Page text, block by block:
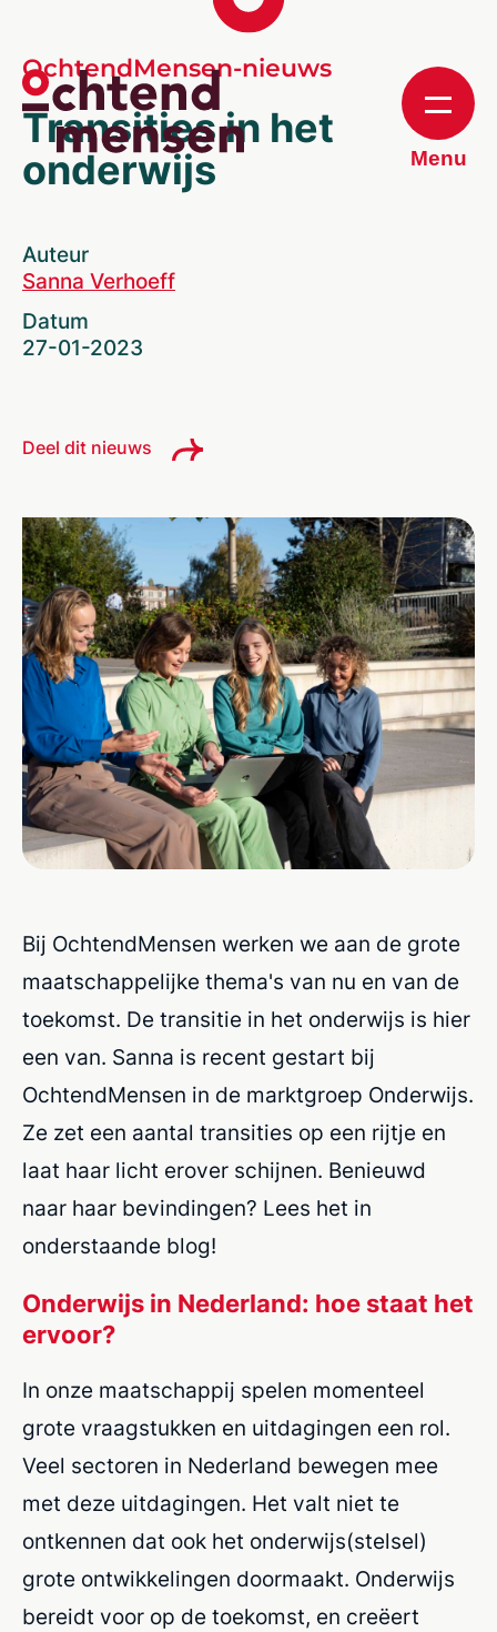
Menu
OchtendMensen-nieuws
Transities in het
onderwijs
Auteur
Sanna Verhoeff
Datum
27-01-2023
Deel dit nieuws
Bij OchtendMensen werken we aan de grote
maatschappelijke thema's van nu en van de
toekomst. De transitie in het onderwijs is hier
een van. Sanna is recent gestart bij
OchtendMensen in de marktgroep Onderwijs.
Ze zet een aantal transities op een rijtje en
laat haar licht erover schijnen. Benieuwd
naar haar bevindingen? Lees het in
onderstaande blog!
Onderwijs in Nederland: hoe staat het
ervoor?
In onze maatschappij spelen momenteel
grote vraagstukken en uitdagingen een rol.
Veel sectoren in Nederland bewegen mee
met deze uitdagingen. Het valt niet te
ontkennen dat ook het onderwijs(stelsel)
grote ontwikkelingen doormaakt. Onderwijs
bereidt voor op de toekomst, en creëert